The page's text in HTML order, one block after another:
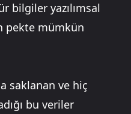
bilgiler yazılımsal
pekte mümkün
saklanan ve hiç
bu veriler